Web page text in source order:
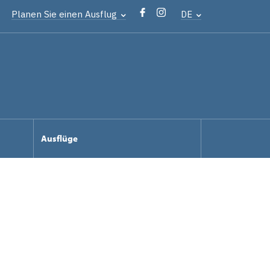
Planen Sie einen Ausflug DE
Ausflüge